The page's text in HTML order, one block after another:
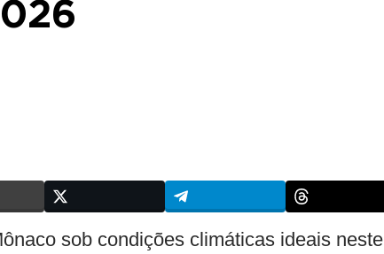
sob condições climáticas ideais neste